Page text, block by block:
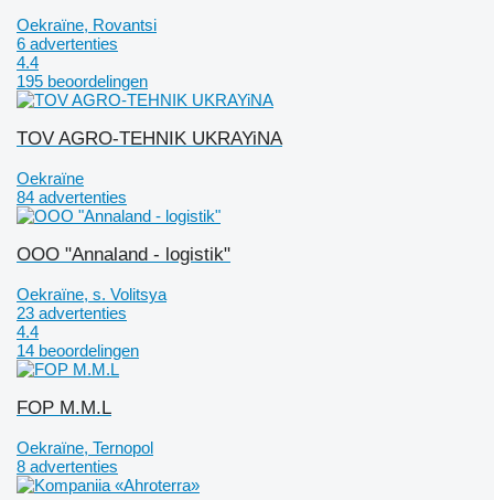
Oekraïne, Rovantsi
6 advertenties
4.4
195 beoordelingen
TOV AGRO-TEHNIK UKRAYiNA
Oekraïne
84 advertenties
OOO "Annaland - logistik"
Oekraïne, s. Volitsya
23 advertenties
4.4
14 beoordelingen
FOP M.M.L
Oekraïne, Ternopol
8 advertenties